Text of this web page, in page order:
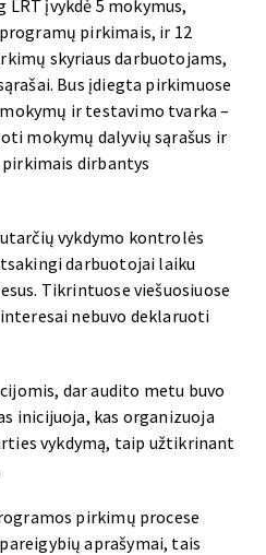
įvykdė 5 mokymus,
pirkimais, ir 12
skyriaus darbuotojams,
Bus įdiegta pirkimuose
ir testavimo tvarka –
mokymų dalyvių sąrašus ir
pirkimais dirbantys
vykdymo kontrolės
darbuotojai laiku
Tikrintuose viešuosiuose
nebuvo deklaruoti
dar audito metu buvo
inicijuoja, kas organizuoja
vykdymą, taip užtikrinant
pirkimų procese
aprašymai, tais